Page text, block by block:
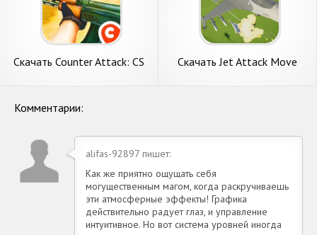
Скачать Counter Attack: CS
Скачать Jet Attack Move
Комментарии:
alifas-92897 пишет:
Как же приятно ощущать себя
могущественным магом, когда раскручиваешь
эти атмосферные эффекты! Графика
действительно радует глаз, и управление
интуитивное. Но вот система уровней иногда